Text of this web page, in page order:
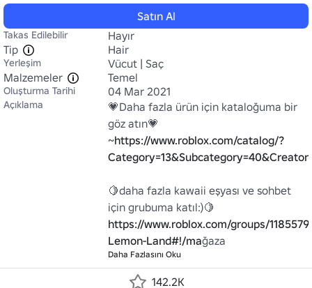
Satın Al
Takas Edilebilir
Hayır
Tip
Hair
Yerleşim
Vücut | Saç
Malzemeler
Temel
Oluşturma Tarihi 04 Mar 2021
Açıklama
💗Daha fazla ürün için kataloğuma bir
göz atın💗
~https://www.roblox.com/catalog/?
🍋daha fazla kawaii eşyası ve sohbet
https://www.roblox.com/groups/
Lemon-Land#!/mağaza
Daha Fazlasını Oku
142.2K